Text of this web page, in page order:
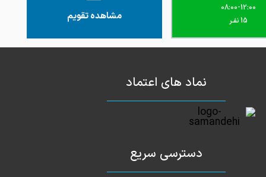
08:00-12:00
15 نفـر
مشاهده تقویم
نماد های اعتماد
دسترسی سریع